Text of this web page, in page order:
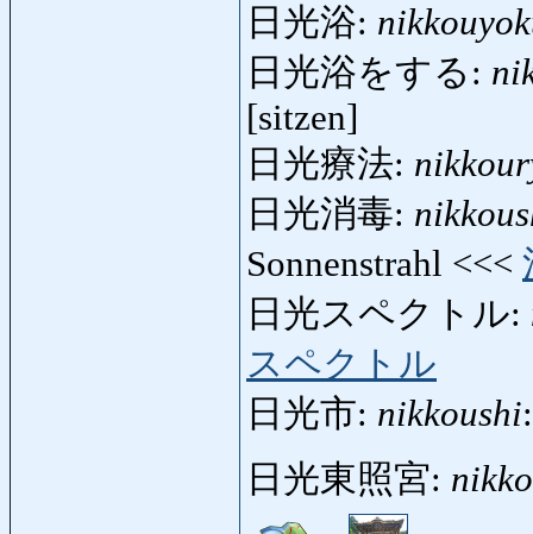
日光浴:
日光浴をする:
[sitzen]
日光療法:
日光消毒:
Sonnenstrahl <<<
日光スペクトル:
スペクトル
日光市: nikkoushi
日光東照宮: